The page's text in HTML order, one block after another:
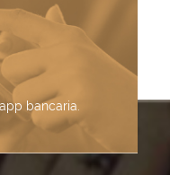
bancaria.